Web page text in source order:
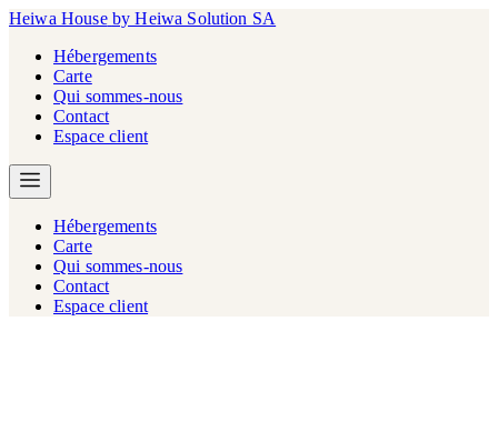
Heiwa House by Heiwa Solution SA
Hébergements
Carte
Qui sommes-nous
Contact
Espace client
Hébergements
Carte
Qui sommes-nous
Contact
Espace client